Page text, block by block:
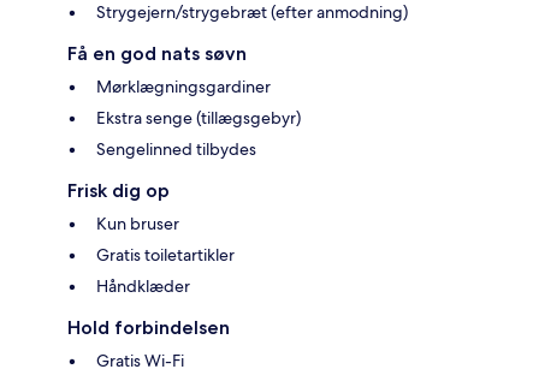
Strygejern/strygebræt (efter anmodning)
Få en god nats søvn
Mørklægningsgardiner
Ekstra senge (tillægsgebyr)
Sengelinned tilbydes
Frisk dig op
Kun bruser
Gratis toiletartikler
Håndklæder
Hold forbindelsen
Gratis Wi-Fi